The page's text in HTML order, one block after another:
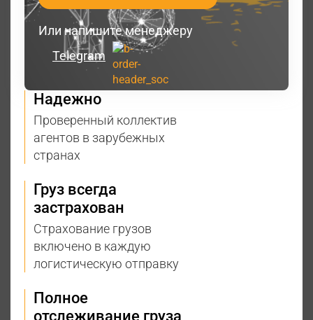
Или напишите менеджеру
Telegram
Надежно
Проверенный коллектив
агентов в зарубежных
странах
Груз всегда
застрахован
Страхование грузов
включено в каждую
логистическую отправку
Полное
отслеживание груза